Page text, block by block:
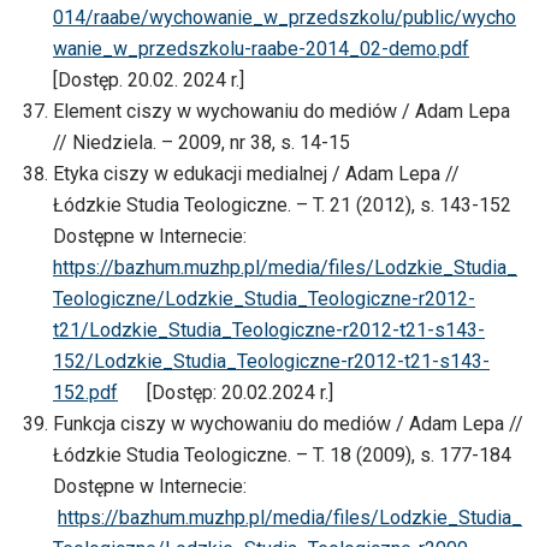
014/raabe/wychowanie_w_przedszkolu/public/wycho
wanie_w_przedszkolu-raabe-2014_02-demo.pdf
[Dostęp. 20.02. 2024 r.]
Element ciszy w wychowaniu do mediów / Adam Lepa
// Niedziela. – 2009, nr 38, s. 14-15
Etyka ciszy w edukacji medialnej / Adam Lepa //
Łódzkie Studia Teologiczne. – T. 21 (2012), s. 143-152
Dostępne w Internecie:
https://bazhum.muzhp.pl/media/files/Lodzkie_Studia_
Teologiczne/Lodzkie_Studia_Teologiczne-r2012-
t21/Lodzkie_Studia_Teologiczne-r2012-t21-s143-
152/Lodzkie_Studia_Teologiczne-r2012-t21-s143-
152.pdf [Dostęp: 20.02.2024 r.]
Funkcja ciszy w wychowaniu do mediów / Adam Lepa //
Łódzkie Studia Teologiczne. – T. 18 (2009), s. 177-184
Dostępne w Internecie:
https://bazhum.muzhp.pl/media/files/Lodzkie_Studia_